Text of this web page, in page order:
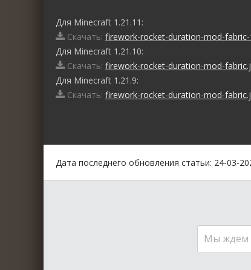
Для Minecraft 1.21.11:
Скачать: firework-rocket-duration-mod-fabric-
Для Minecraft 1.21.10:
Скачать: firework-rocket-duration-mod-
Для Minecraft 1.21.9:
Скачать: firework-rocket-duration-mod-
Дата последнего обновления статьи: 24-03-
Мы ждем